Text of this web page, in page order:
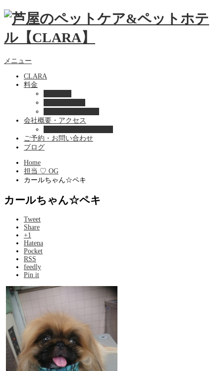
メニュー
CLARA
料金
会社概要・アクセス
ご予約・お問い合わせ
ブログ
Home
担当 ♡ OG
カールちゃん☆ペキ
カールちゃん☆ペキ
Tweet
Share
+1
Hatena
Pocket
RSS
feedly
Pin it